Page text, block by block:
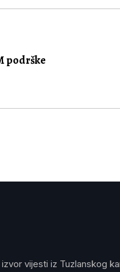
podrške
vijesti iz Tuzlanskog